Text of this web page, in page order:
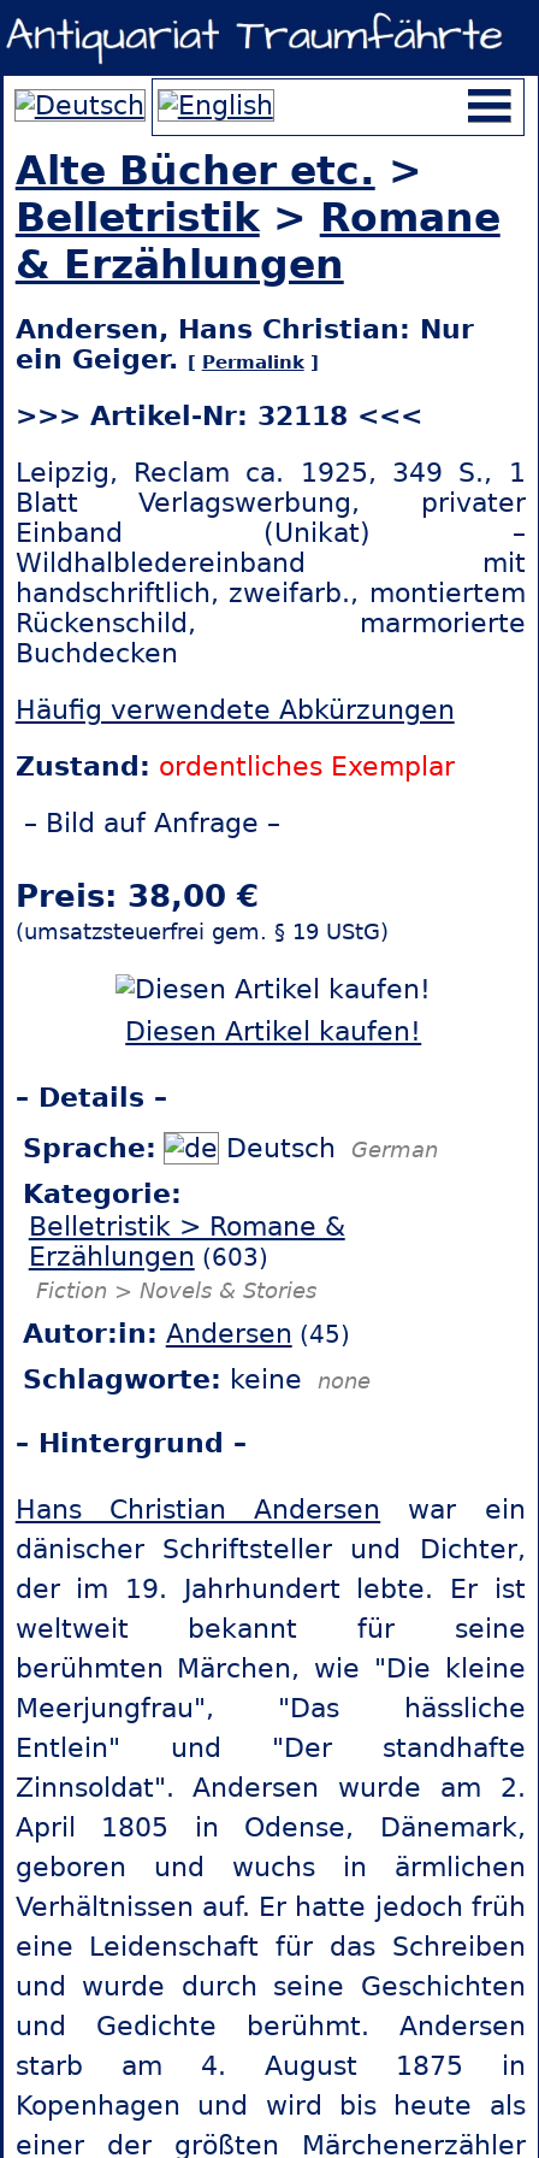
Alte Bücher etc. >
Belletristik> Romane
& Erzählungen
Andersen, Hans Christian: Nur
ein Geiger. [ Permalink]
>>> Artikel-Nr: 32118 <<<
Leipzig, Reclam ca. 1925, 349 S., 1
Blatt Verlagswerbung, privater
Einband (Unikat) –
Wildhalbledereinband mit
handschriftlich, zweifarb., montiertem
Rückenschild, marmorierte
Buchdecken
Häufig verwendete Abkürzungen
Zustand: ordentliches Exemplar
– Bild auf Anfrage –
Preis: 38,00 €
(umsatzsteuerfrei gem. § 19 UStG)
Diesen Artikel kaufen!
– Details –
Sprache:
Deutsch German
Kategorie:
Belletristik > Romane &
Erzählungen (603)
Fiction > Novels & Stories
Autor:in: Andersen (45)
Schlagworte: keine none
– Hintergrund –
Hans Christian Andersen war ein
dänischer Schriftsteller und Dichter,
der im 19. Jahrhundert lebte. Er ist
weltweit bekannt für seine
berühmten Märchen, wie "Die kleine
Meerjungfrau", "Das hässliche
Entlein" und "Der standhafte
Zinnsoldat". Andersen wurde am 2.
April 1805 in Odense, Dänemark,
geboren und wuchs in ärmlichen
Verhältnissen auf. Er hatte jedoch früh
eine Leidenschaft für das Schreiben
und wurde durch seine Geschichten
und Gedichte berühmt. Andersen
starb am 4. August 1875 in
Kopenhagen und wird bis heute als
einer der größten Märchenerzähler